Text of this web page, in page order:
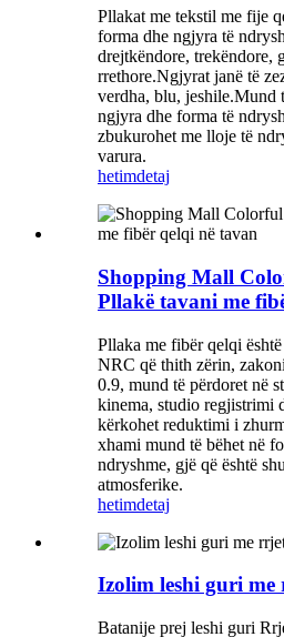
Pllakat me tekstil me fije
forma dhe ngjyra të
drejtkëndore, trekëndore,
rrethore.Ngjyrat janë të
verdha, blu, jeshile.Mund
ngjyra dhe forma të
zbukurohet me lloje të
varura.
hetimdetaj
Shopping Mall
Pllakë tavani me
Pllaka me fibër qelqi
NRC që thith zërin,
0.9, mund të përdoret në
kinema, studio regjistrimi
kërkohet reduktimi i
xhami mund të bëhet në
ndryshme, gjë që është
atmosferike.
hetimdetaj
Izolim leshi guri me
Batanije prej leshi guri